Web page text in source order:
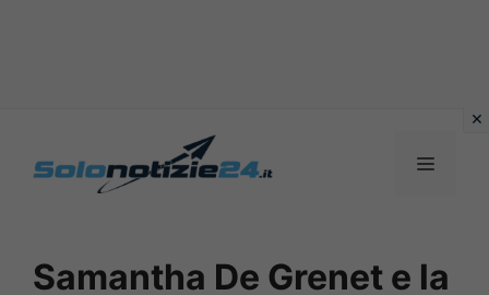
MENU
Samantha De Grenet e la